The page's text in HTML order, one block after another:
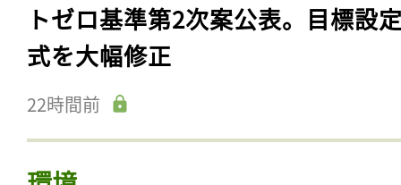
トゼロ基準第2次案公表。目標設
式を大幅修正
22時間前